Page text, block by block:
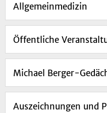
Allgemeinmedizin
Öffentliche
Michael Berger-
Auszeichnungen und